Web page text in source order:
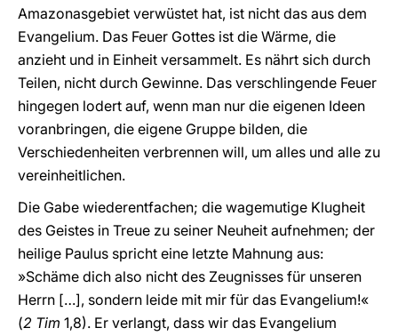
Amazonasgebiet verwüstet hat, ist nicht das aus dem
Evangelium. Das Feuer Gottes ist die Wärme, die
anzieht und in Einheit versammelt. Es nährt sich durch
Teilen, nicht durch Gewinne. Das verschlingende Feuer
hingegen lodert auf, wenn man nur die eigenen Ideen
voranbringen, die eigene Gruppe bilden, die
Verschiedenheiten verbrennen will, um alles und alle zu
vereinheitlichen.
Die Gabe wiederentfachen; die wagemutige Klugheit
des Geistes in Treue zu seiner Neuheit aufnehmen; der
heilige Paulus spricht eine letzte Mahnung aus:
»Schäme dich also nicht des Zeugnisses für unseren
Herrn […], sondern leide mit mir für das Evangelium!«
(2 Tim 1,8). Er verlangt, dass wir das Evangelium